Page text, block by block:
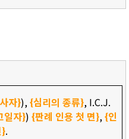
자}),{심리의 종류}, I.C.J.
일자}) {판례 인용 첫 면},{인
.